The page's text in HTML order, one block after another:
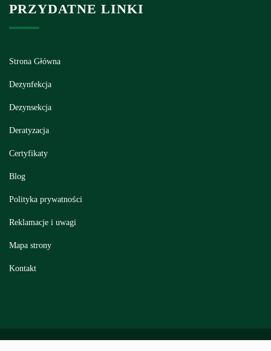
PRZYDATNE LINKI
Strona Główna
Dezynfekcja
Dezynsekcja
Deratyzacja
Certyfikaty
Blog
Polityka prywatności
Reklamacje i uwagi
Mapa strony
Kontakt